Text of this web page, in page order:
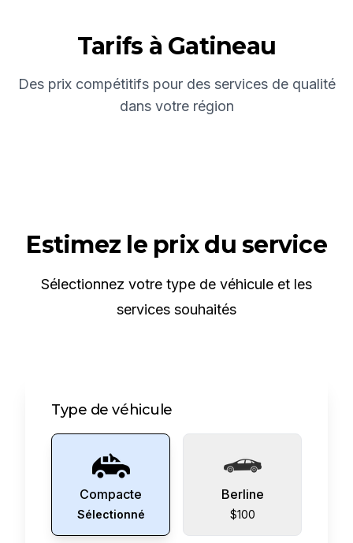
Tarifs à Gatineau
Des prix compétitifs pour des services de qualité
dans votre région
Estimez le prix du service
Sélectionnez votre type de véhicule et les
services souhaités
Type de véhicule
Compacte
Sélectionné
Berline
$100